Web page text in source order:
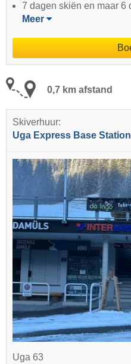
7 dagen skiën en maar 6
Meer
0,7 km afstand
Skiverhuur:
Uga Express Base Station
Uga 63